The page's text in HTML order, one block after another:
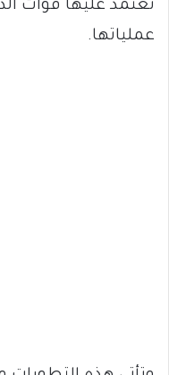
تعتمد عليها قوات
عملياتها.